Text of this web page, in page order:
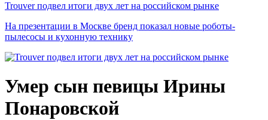
Trouver подвел итоги двух лет на российском рынке
На презентации в Москве бренд показал новые роботы-
пылесосы и кухонную технику
Умер сын певицы Ирины
Понаровской